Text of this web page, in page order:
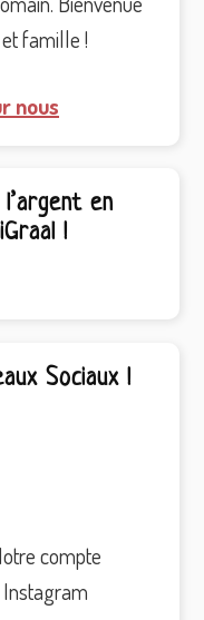
famille !
nous
en
!
Sociaux !
compte
Instagram